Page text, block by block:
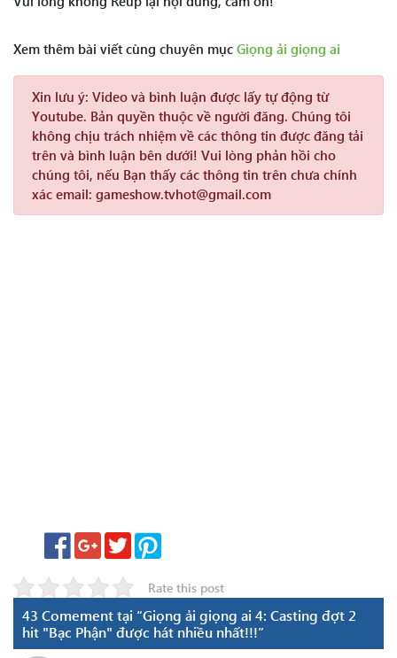
Xem thêm bài viết cùng chuyên mục Giọng ải giọng ai
Xin lưu ý: Video và bình luận được lấy tự động từ
Youtube. Bản quyền thuộc về người đăng. Chúng tôi
không chịu trách nhiệm về các thông tin được đăng tải
trên và bình luận bên dưới! Vui lòng phản hồi cho
chúng tôi, nếu Bạn thấy các thông tin trên chưa chính
xác email: gameshow.tvhot@gmail.com
Rate this post
43 Comement tại “Giọng ải giọng ai 4: Casting đợt 2
hit "Bạc Phận" được hát nhiều nhất!!!”